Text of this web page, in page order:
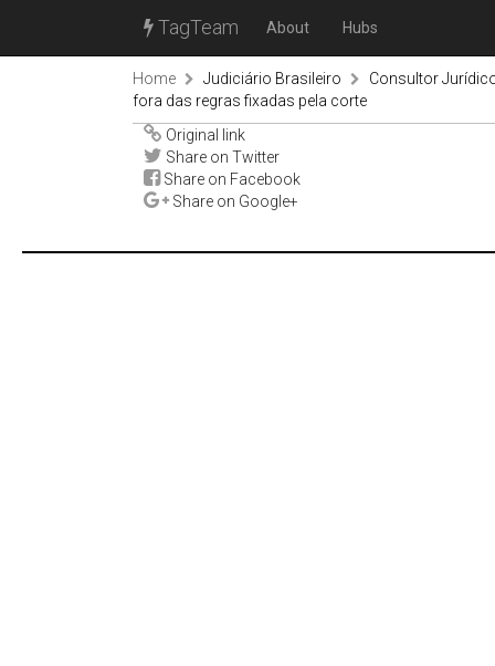
TagTeam About Hubs
Home Judiciário Brasileiro
Consultor
fora das regras fixadas pela corte
Original link
Share on Twitter
Share on Facebook
Share on Google+